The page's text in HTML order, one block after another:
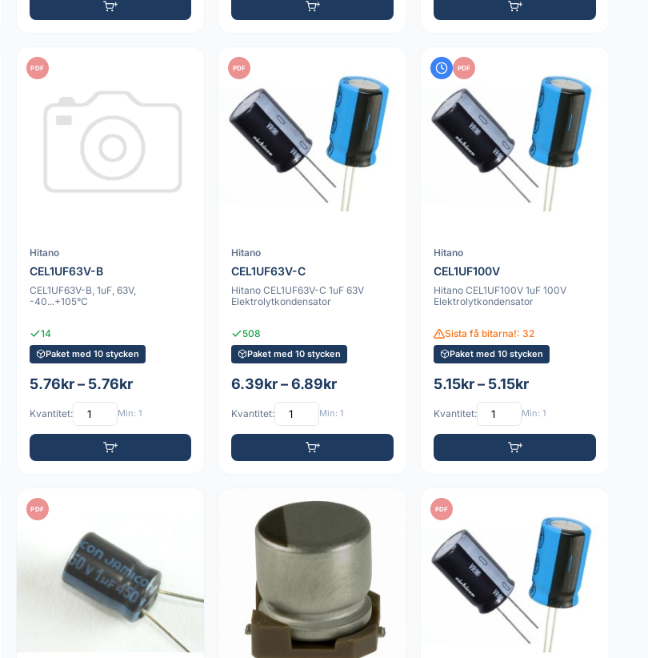
PDF
Hitano
CEL1UF63V-B
CEL1UF63V-B, 1uF, 63V,
-40...+105°C
14
Paket med 10 stycken
5.76kr – 5.76kr
Kvantitet: Min: 1
PDF
Hitano
CEL1UF63V-C
Hitano CEL1UF63V-C 1uF 63V
Elektrolytkondensator
508
Paket med 10 stycken
6.39kr – 6.89kr
Kvantitet: Min: 1
PDF
Hitano
CEL1UF100V
Hitano CEL1UF100V 1uF 100V
Elektrolytkondensator
Sista få bitarna!: 32
Paket med 10 stycken
5.15kr – 5.15kr
Kvantitet: Min: 1
PDF PDF